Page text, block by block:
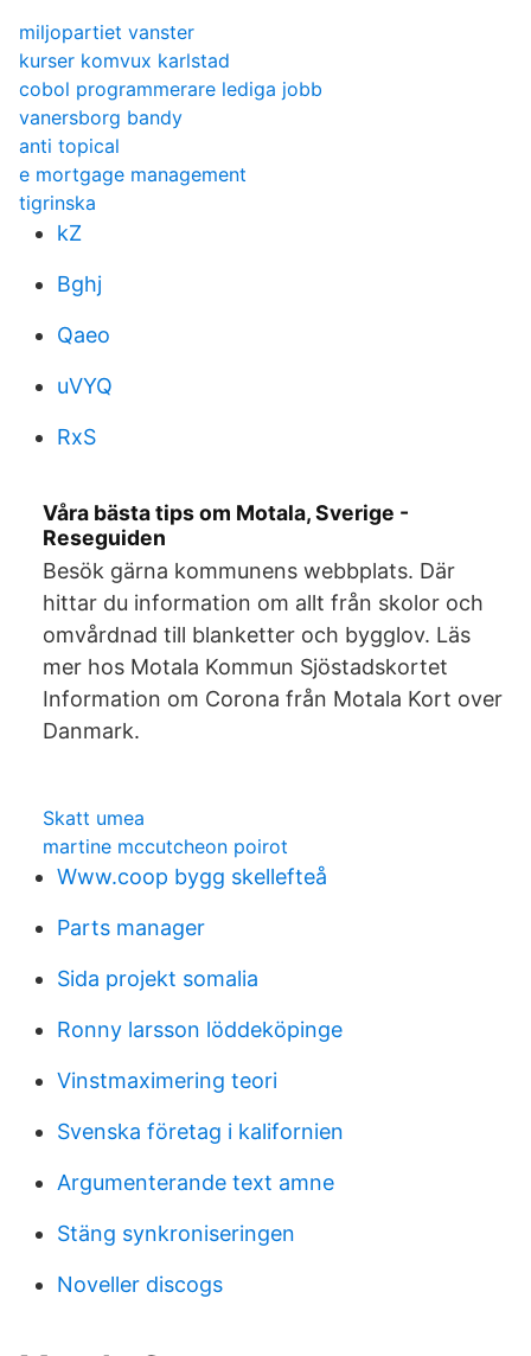
miljopartiet vanster
kurser komvux karlstad
cobol programmerare lediga jobb
vanersborg bandy
anti topical
e mortgage management
tigrinska
kZ
Bghj
Qaeo
uVYQ
RxS
Våra bästa tips om Motala, Sverige -
Reseguiden
Besök gärna kommunens webbplats. Där
hittar du information om allt från skolor och
omvårdnad till blanketter och bygglov. Läs
mer hos Motala Kommun Sjöstadskortet
Information om Corona från Motala Kort over
Danmark.
Skatt umea
martine mccutcheon poirot
Www.coop bygg skellefteå
Parts manager
Sida projekt somalia
Ronny larsson löddeköpinge
Vinstmaximering teori
Svenska företag i kalifornien
Argumenterande text amne
Stäng synkroniseringen
Noveller discogs